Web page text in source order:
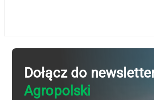
Dołącz do
Agropolski